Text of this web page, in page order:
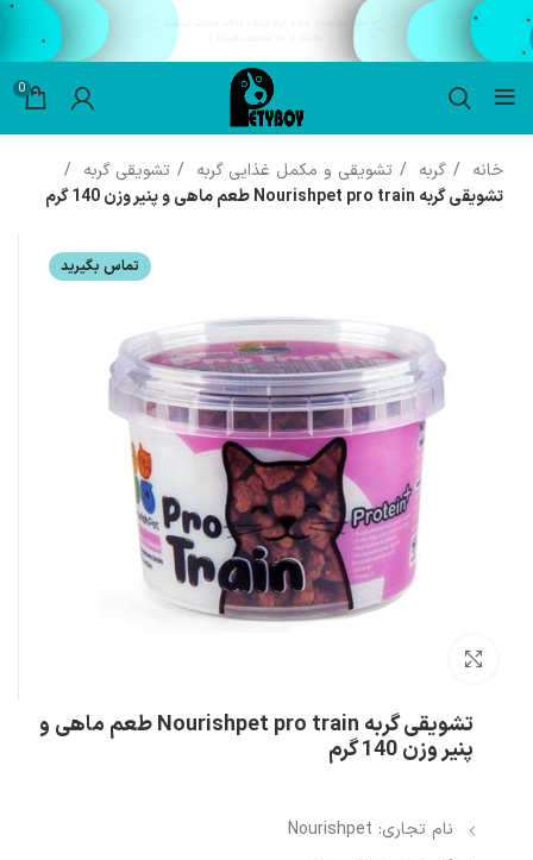
0
خانه گربه تشویقی و مکمل غذایی گربه
تشویقی گربه
تشویقی گربه Nourishpet pro train طعم ماهی و پنیر وزن 140 گرم
تماس بگیرید
تشویقی گربه Nourishpet pro train طعم ماهی و
پنیر وزن 140 گرم
نام تجاری: Nourishpet